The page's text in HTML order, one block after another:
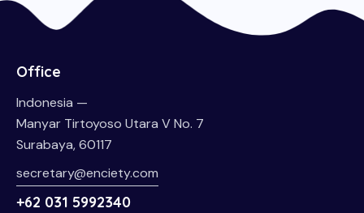
Office
Indonesia —
Manyar Tirtoyoso Utara V No. 7
Surabaya, 60117
secretary@enciety.com
+62 031 5992340